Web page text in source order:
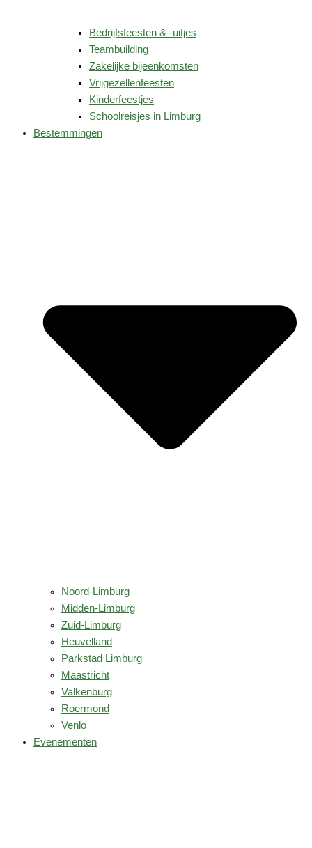
Bedrijfsfeesten & -uitjes
Teambuilding
Zakelijke bijeenkomsten
Vrijgezellenfeesten
Kinderfeestjes
Schoolreisjes in Limburg
Bestemmingen
Noord-Limburg
Midden-Limburg
Zuid-Limburg
Heuvelland
Parkstad Limburg
Maastricht
Valkenburg
Roermond
Venlo
Evenementen